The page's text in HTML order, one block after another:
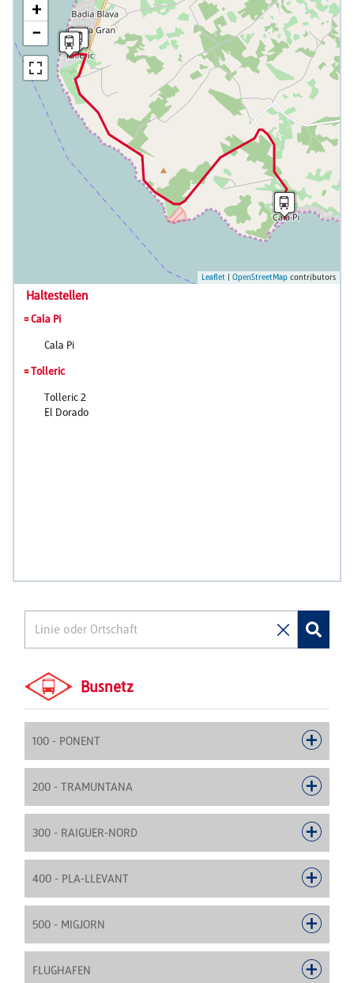
Busnetz
100 - PONENT
200 - TRAMUNTANA
300 - RAIGUER-NORD
400 - PLA-LLEVANT
500 - MIGJORN
FLUGHAFEN